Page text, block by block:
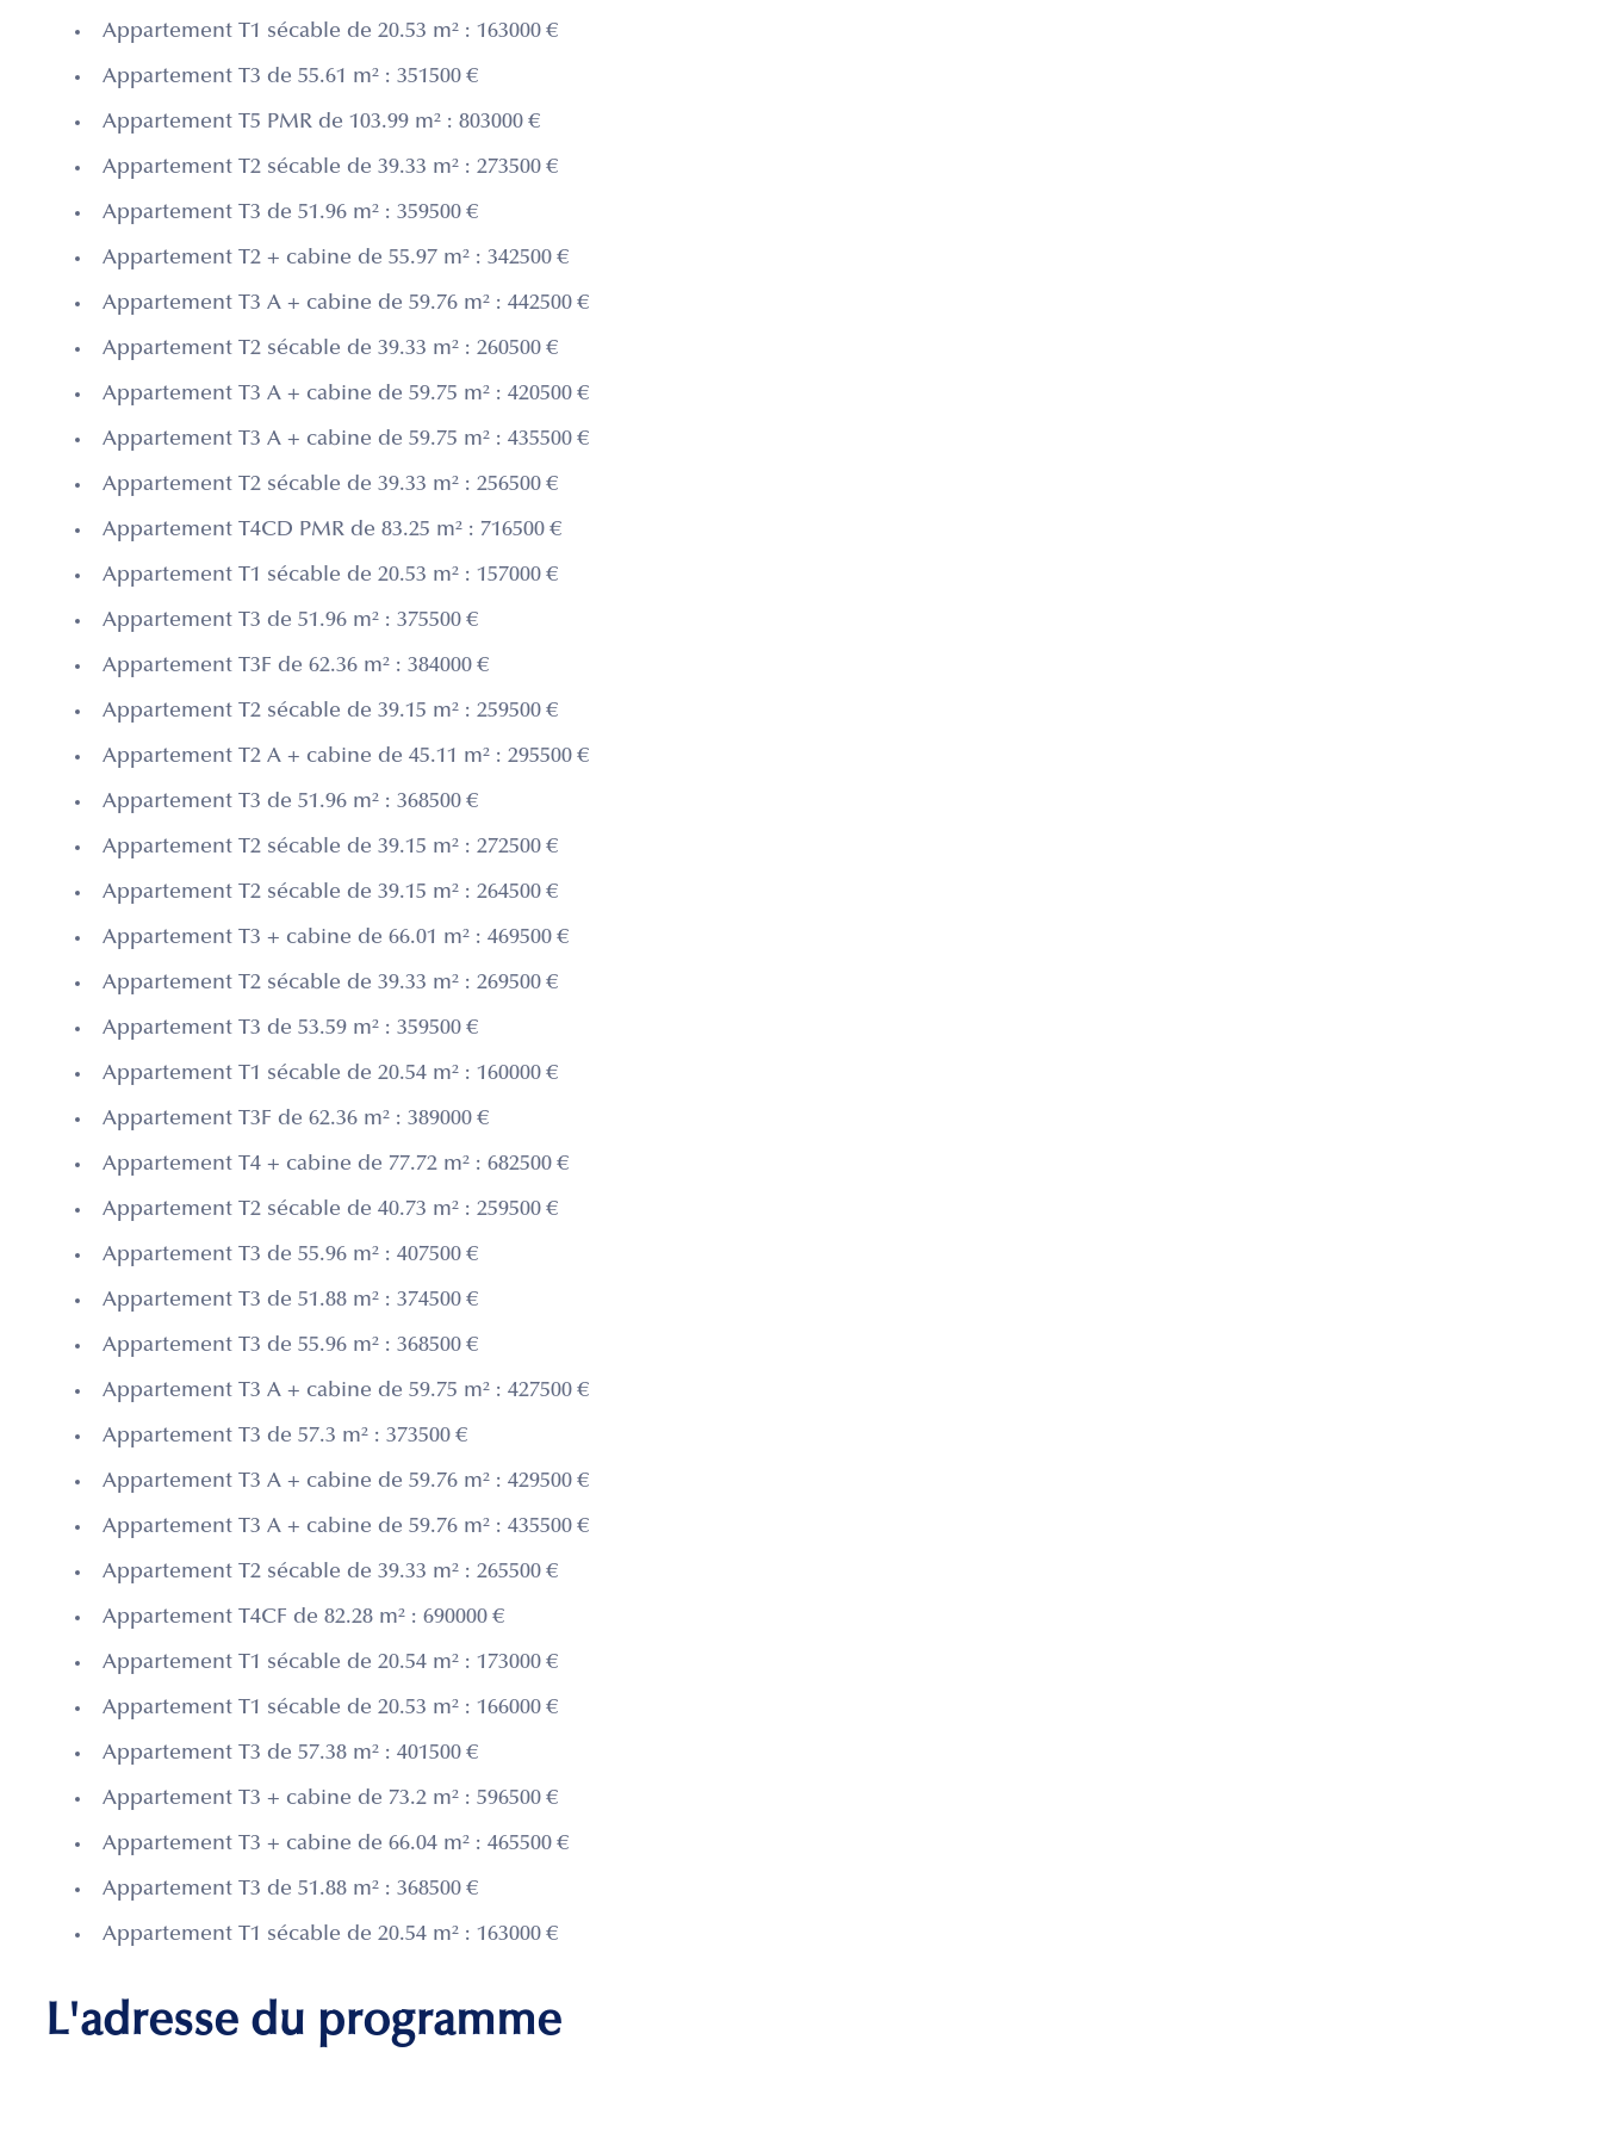
Appartement T1 sécable de 20.53 m² : 163000 €
Appartement T3 de 55.61 m² : 351500 €
Appartement T5 PMR de 103.99 m² : 803000 €
Appartement T2 sécable de 39.33 m² : 273500 €
Appartement T3 de 51.96 m² : 359500 €
Appartement T2 + cabine de 55.97 m² : 342500 €
Appartement T3 A + cabine de 59.76 m² : 442500 €
Appartement T2 sécable de 39.33 m² : 260500 €
Appartement T3 A + cabine de 59.75 m² : 420500 €
Appartement T3 A + cabine de 59.75 m² : 435500 €
Appartement T2 sécable de 39.33 m² : 256500 €
Appartement T4CD PMR de 83.25 m² : 716500 €
Appartement T1 sécable de 20.53 m² : 157000 €
Appartement T3 de 51.96 m² : 375500 €
Appartement T3F de 62.36 m² : 384000 €
Appartement T2 sécable de 39.15 m² : 259500 €
Appartement T2 A + cabine de 45.11 m² : 295500 €
Appartement T3 de 51.96 m² : 368500 €
Appartement T2 sécable de 39.15 m² : 272500 €
Appartement T2 sécable de 39.15 m² : 264500 €
Appartement T3 + cabine de 66.01 m² : 469500 €
Appartement T2 sécable de 39.33 m² : 269500 €
Appartement T3 de 53.59 m² : 359500 €
Appartement T1 sécable de 20.54 m² : 160000 €
Appartement T3F de 62.36 m² : 389000 €
Appartement T4 + cabine de 77.72 m² : 682500 €
Appartement T2 sécable de 40.73 m² : 259500 €
Appartement T3 de 55.96 m² : 407500 €
Appartement T3 de 51.88 m² : 374500 €
Appartement T3 de 55.96 m² : 368500 €
Appartement T3 A + cabine de 59.75 m² : 427500 €
Appartement T3 de 57.3 m² : 373500 €
Appartement T3 A + cabine de 59.76 m² : 429500 €
Appartement T3 A + cabine de 59.76 m² : 435500 €
Appartement T2 sécable de 39.33 m² : 265500 €
Appartement T4CF de 82.28 m² : 690000 €
Appartement T1 sécable de 20.54 m² : 173000 €
Appartement T1 sécable de 20.53 m² : 166000 €
Appartement T3 de 57.38 m² : 401500 €
Appartement T3 + cabine de 73.2 m² : 596500 €
Appartement T3 + cabine de 66.04 m² : 465500 €
Appartement T3 de 51.88 m² : 368500 €
Appartement T1 sécable de 20.54 m² : 163000 €
L'adresse du programme